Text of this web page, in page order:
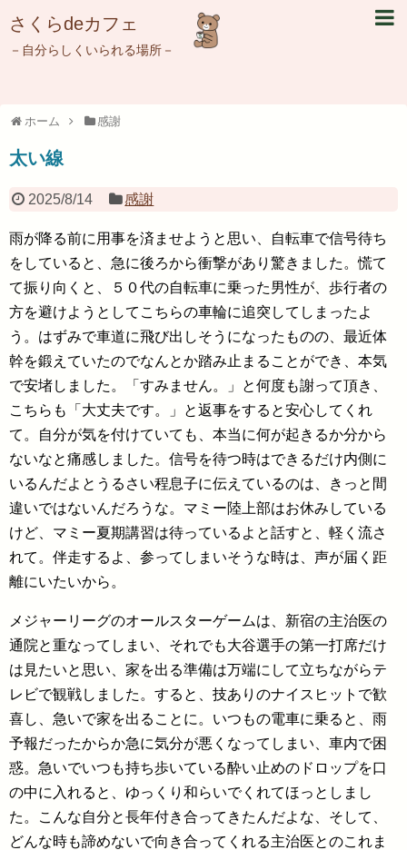
さくらdeカフェ
－自分らしくいられる場所－
ホーム 感謝
太い線
2025/8/14 感謝
雨が降る前に用事を済ませようと思い、自転車で信号待ち
をしていると、急に後ろから衝撃があり驚きました。慌て
て振り向くと、５０代の自転車に乗った男性が、歩行者の
方を避けようとしてこちらの車輪に追突してしまったよ
う。はずみで車道に飛び出しそうになったものの、最近体
幹を鍛えていたのでなんとか踏み止まることができ、本気
で安堵しました。「すみません。」と何度も謝って頂き、
こちらも「大丈夫です。」と返事をすると安心してくれ
て。自分が気を付けていても、本当に何が起きるか分から
ないなと痛感しました。信号を待つ時はできるだけ内側に
いるんだよとうるさい程息子に伝えているのは、きっと間
違いではないんだろうな。マミー陸上部はお休みしている
けど、マミー夏期講習は待っているよと話すと、軽く流さ
れて。伴走するよ、参ってしまいそうな時は、声が届く距
離にいたいから。
メジャーリーグのオールスターゲームは、新宿の主治医の
通院と重なってしまい、それでも大谷選手の第一打席だけ
は見たいと思い、家を出る準備は万端にして立ちながらテ
レビで観戦しました。すると、技ありのナイスヒットで歓
喜し、急いで家を出ることに。いつもの電車に乗ると、雨
予報だったからか急に気分が悪くなってしまい、車内で困
惑。急いでいつも持ち歩いている酔い止めのドロップを口
の中に入れると、ゆっくり和らいでくれてほっとしまし
た。こんな自分と長年付き合ってきたんだよな、そして、
どんな時も諦めないで向き合ってくれる主治医とのこれま